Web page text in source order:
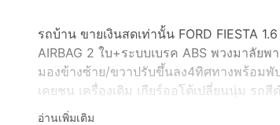
รถบ้าน ขายเงินสดเท่านั้น FORD FIESTA
AIRBAG 2 ใบ+ระบบเบรค ABS พวงมาลั
มองข้างซ้าย/ขวาปรับขึ้นลง4ทิศทางพร้อมพั
เคยชน เครื่องเดิม เกียร์ออโต้เปลี่ยนนุ่ม รถ
แก๊ส) เติมน้ำมันล้วนๆ รองรับน้ำมัน E20, แ
อ่านเพิ่มเติม